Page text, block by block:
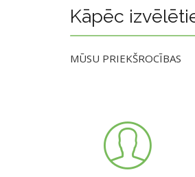
Kāpēc
MŪSU PRIEKŠROCĪBAS